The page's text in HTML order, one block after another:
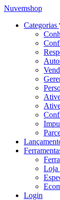
Nuvemshop
Categorias
Loja
Login